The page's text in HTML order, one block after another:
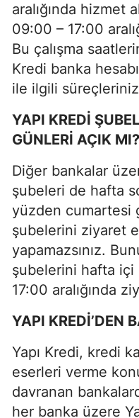
aralığında hizmet
09:00 – 17:00
Bu çalışma
Kredi banka
ile ilgili
YAPI KREDİ
GÜNLERİ AÇIK MI?
Diğer bankalar
şubeleri de hafta
yüzden cumartesi
şubelerini ziyaret
yapamazsınız.
şubelerini hafta
17:00 aralığında
YAPI KREDİ’DEN
Yapı Kredi, kredi
eserleri verme
davranan
her banka üzere